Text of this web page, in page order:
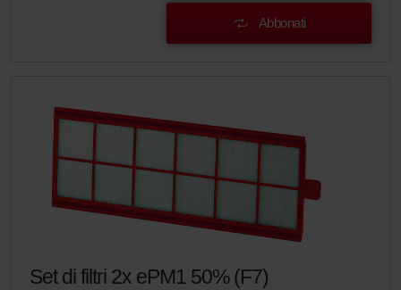
Abbonati
Set di filtri 2x ePM1 50% (F7)